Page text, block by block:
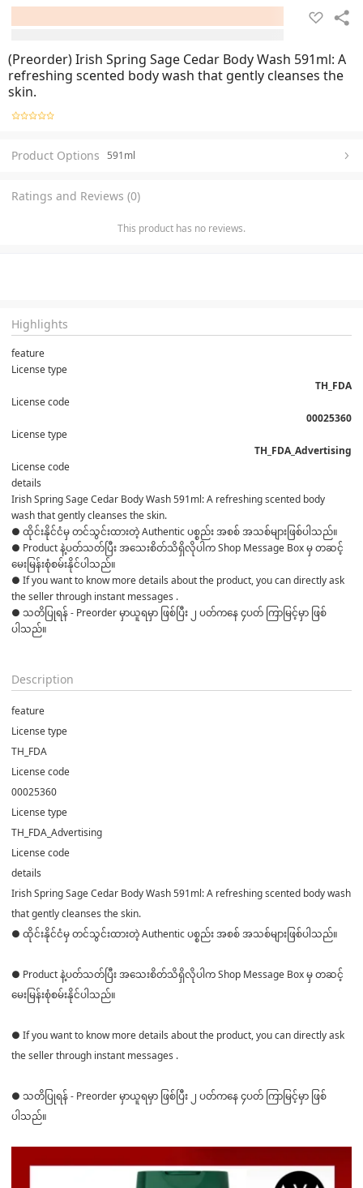
(Preorder) Irish Spring Sage Cedar Body Wash 591ml: A
refreshing scented body wash that gently cleanses the
skin.
Product Options 591ml
Ratings and Reviews (0)
This product has no reviews.
Highlights
feature
License type
TH_FDA
License code
00025360
License type
TH_FDA_Advertising
License code
details
Irish Spring Sage Cedar Body Wash 591ml: A refreshing scented body
wash that gently cleanses the skin.
● ထိုင်းနိုင်ငံမှ တင်သွင်းထားတဲ့ Authentic ပစ္စည်း အစစ် အသစ်များဖြစ်ပါသည်။
● Product နဲ့ပတ်သတ်ပြီး အသေးစိတ်သိရှိလိုပါက Shop Message Box မှ တဆင့်
မေးမြန်းစုံစမ်းနိုင်ပါသည်။
● If you want to know more details about the product, you can directly ask
the seller through instant messages .
● သတိပြုရန် - Preorder မှာယူရမှာ ဖြစ်ပြီး ၂ ပတ်ကနေ ၄ပတ် ကြာမြင့်မှာ ဖြစ်
ပါသည်။
Description
feature
License type
TH_FDA
License code
00025360
License type
TH_FDA_Advertising
License code
details
Irish Spring Sage Cedar Body Wash 591ml: A refreshing scented body wash
that gently cleanses the skin.
● ထိုင်းနိုင်ငံမှ တင်သွင်းထားတဲ့ Authentic ပစ္စည်း အစစ် အသစ်များဖြစ်ပါသည်။
● Product နဲ့ပတ်သတ်ပြီး အသေးစိတ်သိရှိလိုပါက Shop Message Box မှ တဆင့်
မေးမြန်းစုံစမ်းနိုင်ပါသည်။
● If you want to know more details about the product, you can directly ask
the seller through instant messages .
● သတိပြုရန် - Preorder မှာယူရမှာ ဖြစ်ပြီး ၂ ပတ်ကနေ ၄ပတ် ကြာမြင့်မှာ ဖြစ်
ပါသည်။